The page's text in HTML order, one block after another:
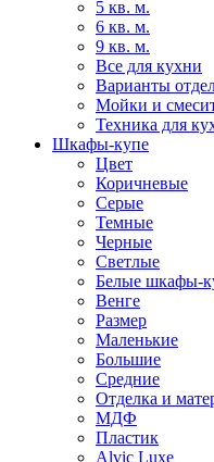
5 кв. м.
6 кв. м.
9 кв. м.
Все для кухни
Варианты
Мойки и
Техника для
Шкафы-купе
Цвет
Коричневые
Серые
Темные
Черные
Светлые
Белые шкафы-
Венге
Размер
Маленькие
Большие
Средние
Отделка и
МДФ
Пластик
Alvic Luxe